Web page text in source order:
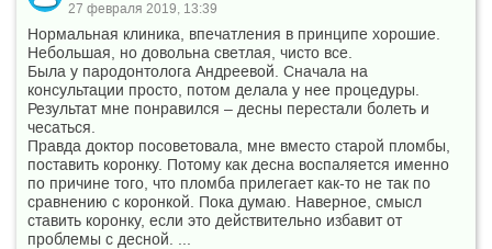
27 февраля 2019, 13:39
Нормальная клиника, впечатления в принципе хорошие.
Небольшая, но довольна светлая, чисто все.
Была у пародонтолога Андреевой. Сначала на
консультации просто, потом делала у нее процедуры.
Результат мне понравился – десны перестали болеть и
чесаться.
Правда доктор посоветовала, мне вместо старой пломбы,
поставить коронку. Потому как десна воспаляется именно
по причине того, что пломба прилегает как-то не так по
сравнению с коронкой. Пока думаю. Наверное, смысл
ставить коронку, если это действительно избавит от
проблемы с десной. ...